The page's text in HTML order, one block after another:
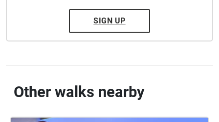
SIGN UP
Other walks nearby